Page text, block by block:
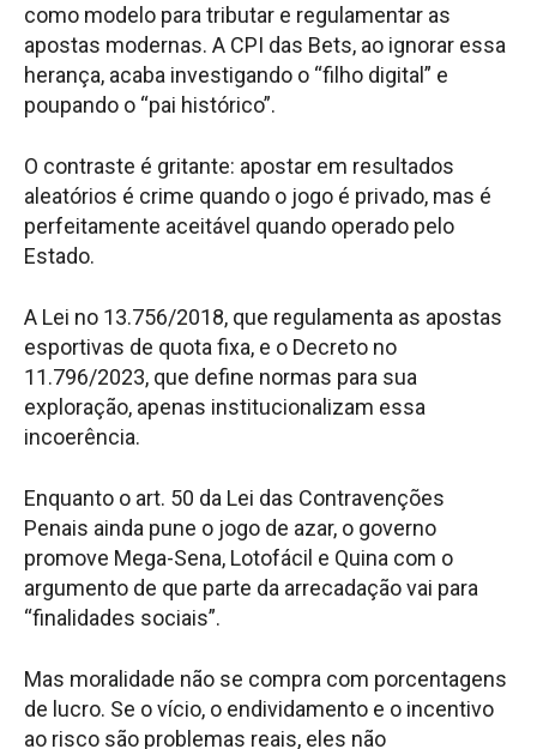
como modelo para tributar e regulamentar as
apostas modernas. A CPI das Bets, ao ignorar essa
herança, acaba investigando o “filho digital” e
poupando o “pai histórico”.
O contraste é gritante: apostar em resultados
aleatórios é crime quando o jogo é privado, mas é
perfeitamente aceitável quando operado pelo
Estado.
A Lei no 13.756/2018, que regulamenta as apostas
esportivas de quota fixa, e o Decreto no
11.796/2023, que define normas para sua
exploração, apenas institucionalizam essa
incoerência.
Enquanto o art. 50 da Lei das Contravenções
Penais ainda pune o jogo de azar, o governo
promove Mega-Sena, Lotofácil e Quina com o
argumento de que parte da arrecadação vai para
“finalidades sociais”.
Mas moralidade não se compra com porcentagens
de lucro. Se o vício, o endividamento e o incentivo
ao risco são problemas reais, eles não